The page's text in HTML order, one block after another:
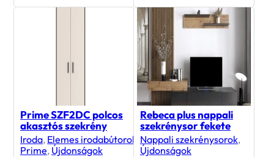
Prime SZF2DC polcos
akasztós szekrény
Iroda, Elemes irodabútorok
Prime, Újdonságok
Rebeca plus nappali
szekrénysor fekete
Nappali szekrénysorok,
Újdonságok